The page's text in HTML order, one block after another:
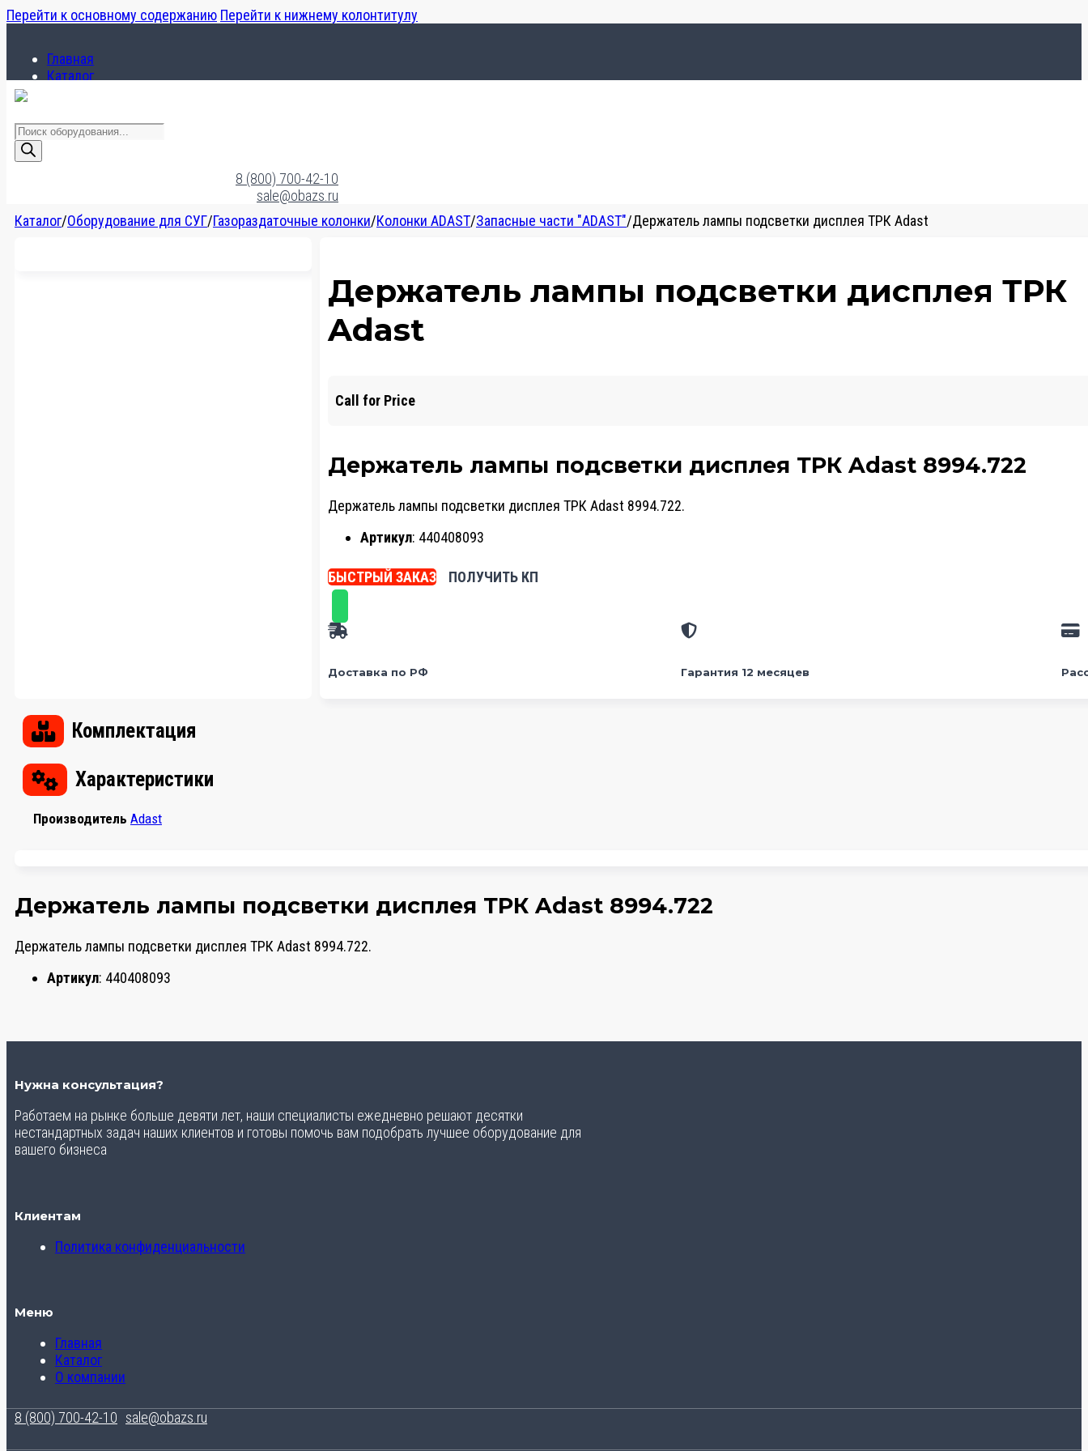
Перейти к основному содержанию Перейти к нижнему колонтитулу
Главная
Каталог
Поиск
товаров
8 (800) 700-42-10
sale@obazs.ru
Каталог/Оборудование для СУГ/Газораздаточные колонки/Колонки ADAST/Запасные части "ADAST"/Держатель лампы подсветки дисплея ТРК Adast
Держатель лампы подсветки дисплея ТРК
Adast
Call for Price
Держатель лампы подсветки дисплея ТРК Adast 8994.722
Держатель лампы подсветки дисплея ТРК Adast 8994.722.
Артикул: 440408093
БЫСТРЫЙ ЗАКАЗ ПОЛУЧИТЬ КП
Доставка по РФ Гарантия 12 месяцев
Комплектация
Характеристики
Производитель Adast
Держатель лампы подсветки дисплея ТРК Adast 8994.722
Держатель лампы подсветки дисплея ТРК Adast 8994.722.
Артикул: 440408093
Нужна консультация?
Работаем на рынке больше девяти лет, наши специалисты ежедневно решают десятки
нестандартных задач наших клиентов и готовы помочь вам подобрать лучшее оборудование для
вашего бизнеса
Клиентам
Политика конфиденциальности
Меню
Главная
Каталог
О компании
8 (800) 700-42-10 sale@obazs.ru